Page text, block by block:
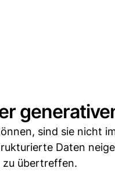
sind sie nicht
Daten
zu übertreffen.